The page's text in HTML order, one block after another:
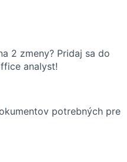
2 zmeny? Pridaj sa do
analyst!
potrebných pre